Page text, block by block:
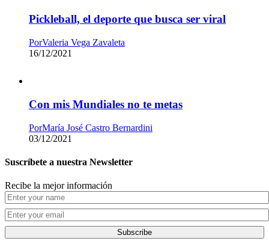
Pickleball, el deporte que busca ser viral
PorValeria Vega Zavaleta
16/12/2021
Con mis Mundiales no te metas
PorMaría José Castro Bernardini
03/12/2021
Suscríbete a nuestra Newsletter
Recibe la mejor información
Subscribe